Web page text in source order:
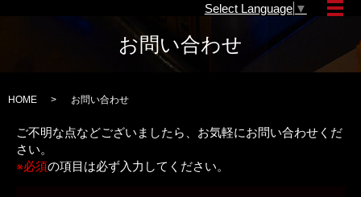
Select Language ▼ メ
お問い合わせ
HOME お問い合わせ
ご不明な点などございましたら、お気軽にお問い合わせくだ
さい。
※必須の項目は必ず入力してください。